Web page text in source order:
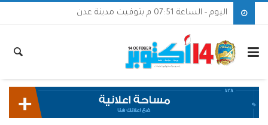
اليوم - الساعة 07:51 م بتوقيت مدينة عدن